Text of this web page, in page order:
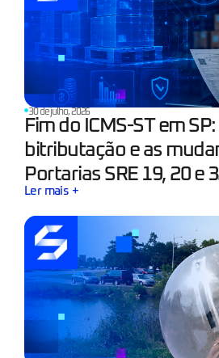
30 de julho, 2026
Fim do ICMS-ST em
bitributação e as
Portarias SRE 19, 20 e
Ler mais +